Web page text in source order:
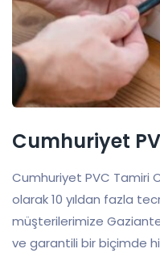
Cumhuriyet
Cumhuriyet PVC Tamiri
olarak 10 yıldan fazla
müşterilerimize
ve garantili bir biçimde